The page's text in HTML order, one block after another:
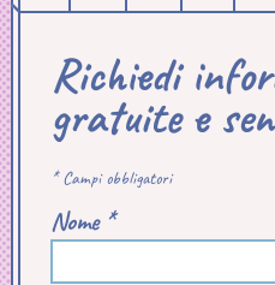
Richiedi
gratuite e
* Campi obbligatori
Nome *